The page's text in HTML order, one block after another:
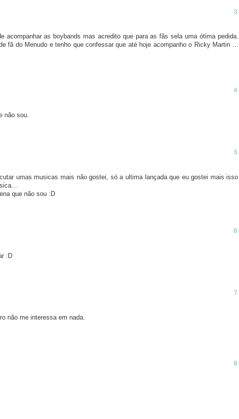
acompanhar as boybands mas acredito que para as fãs sela uma ótima pedida.
fã do Menudo e tenho que confessar que até hoje acompanho o Ricky Martin ...
não sou.
umas musicas mais não gostei, só a ultima lançada que eu gostei mais isso
que não sou :D
:D
não me interessa em nada.